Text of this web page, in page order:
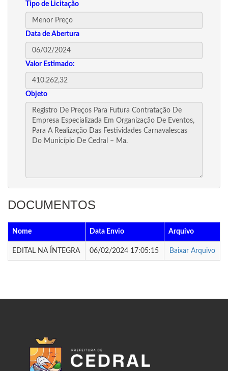
Tipo de Licitação
Data de Abertura
Valor Estimado:
Objeto
DOCUMENTOS
Nome Data Envio Arquivo
EDITAL NA ÍNTEGRA 06/02/2024 17:05:15 Baixar Arquivo